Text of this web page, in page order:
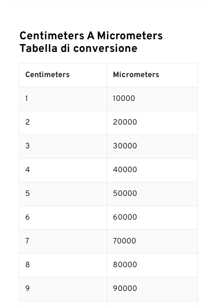
Centimeters A Micrometers
Tabella di conversione
Centimeters Micrometers
1 10000
2 20000
3 30000
4 40000
5 50000
6 60000
7 70000
8 80000
9 90000